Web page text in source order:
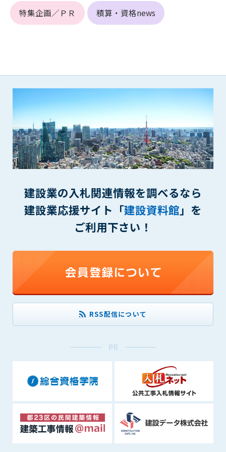
特集企画／ＰＲ 積算・資格news
建設業の入札関連情報を調べるなら
建設業応援サイト「建設資料館」を
ご利用下さい！
RSS配信について
PR
(6) 管理者が承認していない営利を目的とした行為
(7) 公序良俗に反する行為
に第三者に提供すること
管理者は、会員が登録した内容が以下に該当する、またはその
恐れのあるものは、会員の承諾なく削除できるものとします。
(1) 登録されている情報が、第6条の定める禁止事項に該当する
と管理者が、判断した場合
(2) 建設資料館の運営および保守管理上、必要と判断した場合
(3) 広告掲載料金の支払が遅延した場合
第8条（サービスの変更・中止等）
管理者は、会員の承諾なく、本サービス内容の変更(新規追加、
廃止を含み)し、本サービスの運営を中止または廃止することが
できるものとします。これに起因する会員または他の第三者が
第9条（会員の個人情報）
会員の氏名、住所、性別、年齢、メールアドレスその他本サー
ビスの提供に関連して管理者が知り得た会員の個人情報（以下
個人情報といいます）について、管理者は、以下の各号に該当
する場合を除き、第三者に開示または提供しないものとしま
す。
(2) 個々の会員を特定できない統計的な処理をした形式で第三
者に提供する場合
(3) 第三者および管理者の権利、財産、安全等を保護するため
に必要であると管理者が判断した場合
(4) 法令等により開示を求められた場合
第10条（免責事項）
管理者は、会員が登録した内容が以下に該当する、またはその
恐れのあるものは、会員の承諾なく削除できるものとします。